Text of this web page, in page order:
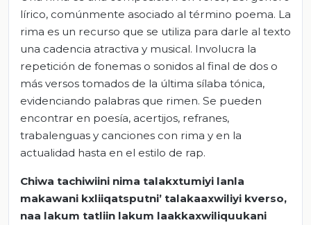
lírico, comúnmente asociado al término poema. La
rima es un recurso que se utiliza para darle al texto
una cadencia atractiva y musical. Involucra la
repetición de fonemas o sonidos al final de dos o
más versos tomados de la última sílaba tónica,
evidenciando palabras que rimen. Se pueden
encontrar en poesía, acertijos, refranes,
trabalenguas y canciones con rima y en la
actualidad hasta en el estilo de rap.
Chiwa tachiwiini nima talakxtumiyi lanla
makawani kxliiqatsputni’ talakaaxwiliyi kverso,
naa lakum tatliin lakum laakkaxwiliquukani